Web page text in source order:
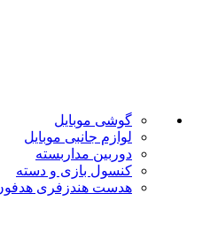
گوشی موبایل
لوازم جانبی موبایل
دوربین مداربسته
کنسول بازی و دسته
هدست هندزفری